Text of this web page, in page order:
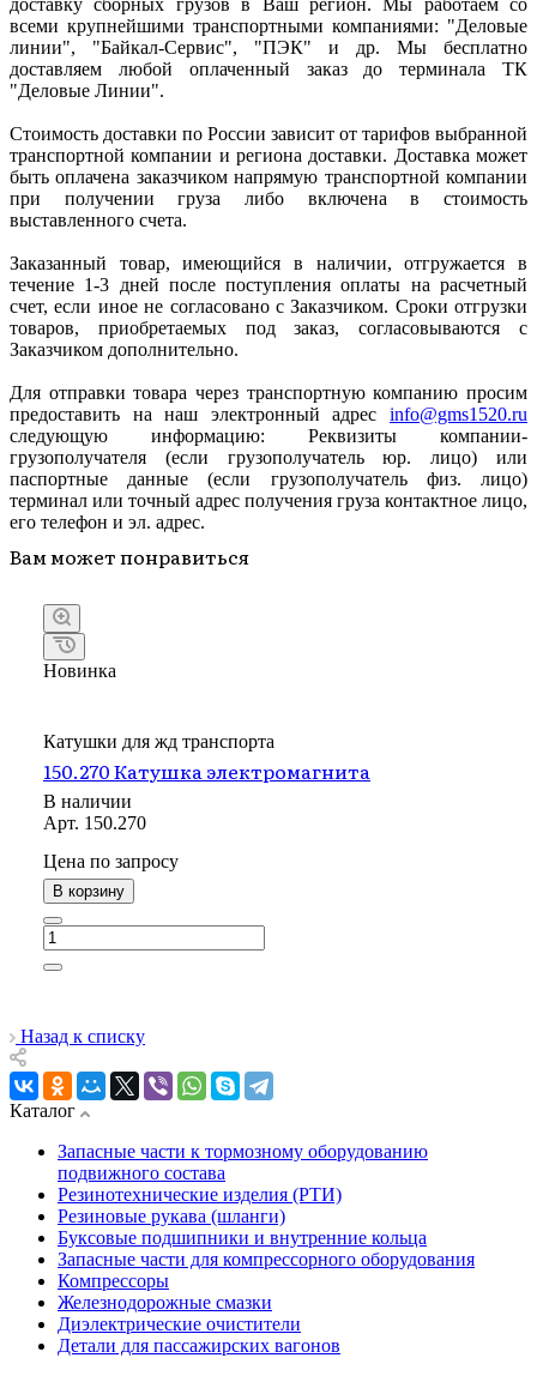
всеми крупнейшими транспортными компаниями: "Деловые
линии", "Байкал-Сервис", "ПЭК" и др. Мы бесплатно
доставляем любой оплаченный заказ до терминала ТК
"Деловые Линии".
Стоимость доставки по России зависит от тарифов выбранной
транспортной компании и региона доставки. Доставка может
быть оплачена заказчиком напрямую транспортной компании
при получении груза либо включена в стоимость
выставленного счета.
Заказанный товар, имеющийся в наличии, отгружается в
течение 1-3 дней после поступления оплаты на расчетный
счет, если иное не согласовано с Заказчиком. Сроки отгрузки
товаров, приобретаемых под заказ, согласовываются с
Заказчиком дополнительно.
Для отправки товара через транспортную компанию просим
предоставить на наш электронный адрес info@gms1520.ru
следующую информацию: Реквизиты компании-
грузополучателя (если грузополучатель юр. лицо) или
паспортные данные (если грузополучатель физ. лицо)
терминал или точный адрес получения груза контактное лицо,
его телефон и эл. адрес.
Вам может понравиться
Новинка
Катушки для жд транспорта
150.270 Катушка электромагнита
В наличии
Арт. 150.270
Цена по запросу
В корзину
Назад к списку
Каталог
Запасные части к тормозному оборудованию
подвижного состава
Резинотехнические изделия (РТИ)
Резиновые рукава (шланги)
Буксовые подшипники и внутренние кольца
Запасные части для компрессорного оборудования
Компрессоры
Железнодорожные смазки
Диэлектрические очистители
Детали для пассажирских вагонов